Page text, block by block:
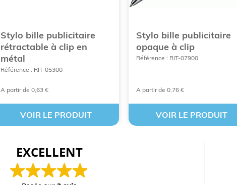
Stylo bille publicitaire
rétractable à clip en
métal
Référence : RIT-05300
A partir de 0,63 €
VOIR LE PRODUIT
Stylo bille publicitaire
opaque à clip
Référence : RIT-07900
A partir de 0,76 €
VOIR LE PRODUIT
EXCELLENT